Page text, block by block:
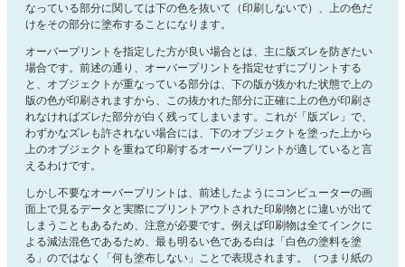
なっている部分に関しては下の色を抜いて（印刷しないで）、上の色だ
けをその部分に塗布することになります。
オーバープリントを指定した方が良い場合とは、主に版ズレを防ぎたい
場合です。前述の通り、オーバープリントを指定せずにプリントする
と、オブジェクトが重なっている部分は、下の版が抜かれた状態で上の
版の色が印刷されますから、この抜かれた部分に正確に上の色が印刷さ
れなければズレた部分が白く残ってしまいます。これが「版ズレ」で、
わずかなズレも許されない場合には、下のオブジェクトを塗った上から
上のオブジェクトを重ねて印刷するオーバープリントが適していると言
えるわけです。
しかし不要なオーバープリントは、前述したようにコンピューターの画
面上で見るデータと実際にプリントアウトされた印刷物とに違いが出て
しまうこともあるため、注意が必要です。例えば印刷物は全てインクに
よる減法混色であるため、最も明るい色である白は「白色の塗料を塗
る」のではなく「何も塗布しない」ことで表現されます。（つまり紙の